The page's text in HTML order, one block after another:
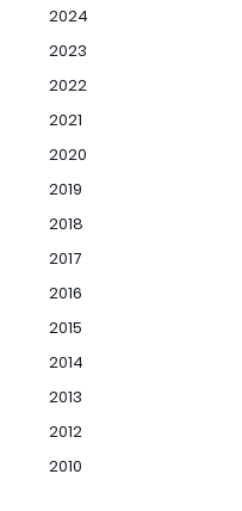
2024
2023
2022
2021
2020
2019
2018
2017
2016
2015
2014
2013
2012
2010